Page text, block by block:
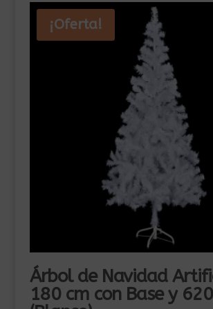
¡Oferta!
Árbol de Navidad
180 cm con Base y